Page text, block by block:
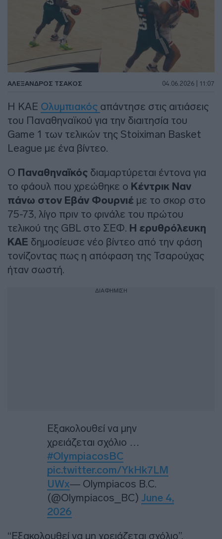
ΑΛΈΞΑΝΔΡΟΣ ΤΣΆΚΟΣ 04.06.2026 | 11:07
Η ΚΑΕ Ολυμπιακός απάντησε στις αιτιάσεις
του Παναθηναϊκού για την διαιτησία του
Game 1 των τελικών της Stoiximan Basket
League με ένα βίντεο.
Ο Παναθηναϊκός διαμαρτύρεται έντονα για
το φάουλ που χρεώθηκε ο Κέντρικ Ναν
πάνω στον Εβάν Φουρνιέ με το σκορ στο
75-73, λίγο πριν το φινάλε του πρώτου
τελικού της GBL στο ΣΕΦ. Η ερυθρόλευκη
ΚΑΕ δημοσίευσε νέο βίντεο από την φάση
τονίζοντας πως η απόφαση της Τσαρούχας
ήταν σωστή.
ΔΙΑΦΗΜΙΣΗ
Εξακολουθεί να μην
χρειάζεται σχόλιο …
#OlympiacosBC
pic.twitter.com/YkHk7LM
UWx— Olympiacos B.C.
(@Olympiacos_BC) June 4,
2026
“Εξακολουθεί να μη χρειάζεται σχόλιο”,